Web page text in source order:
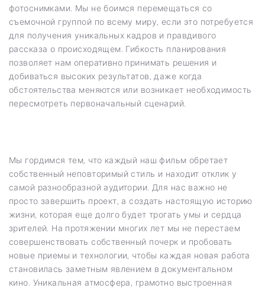
фотоснимками. Мы не боимся перемещаться со
съемочной группой по всему миру, если это потребуется
для получения уникальных кадров и правдивого
рассказа о происходящем. Гибкость планирования
позволяет нам оперативно принимать решения и
добиваться высоких результатов, даже когда
обстоятельства меняются или возникает необходимость
пересмотреть первоначальный сценарий.
Мы гордимся тем, что каждый наш фильм обретает
собственный неповторимый стиль и находит отклик у
самой разнообразной аудитории. Для нас важно не
просто завершить проект, а создать настоящую историю
жизни, которая еще долго будет трогать умы и сердца
зрителей. На протяжении многих лет мы не перестаем
совершенствовать собственный почерк и пробовать
новые приемы и технологии, чтобы каждая новая работа
становилась заметным явлением в документальном
кино. Уникальная атмосфера, грамотно выстроенная